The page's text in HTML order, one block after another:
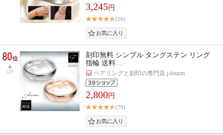
3,245円
(16)
80位
UP
刻印無料 シンプル タングステン リング
指輪 送料…
ペアリングと刻印の専門店 j-fourm
2,800円
(79)